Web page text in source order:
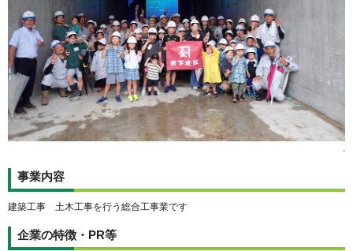
.
事業内容
建築工事 土木工事を行う総合工事業です
企業の特徴・PR等